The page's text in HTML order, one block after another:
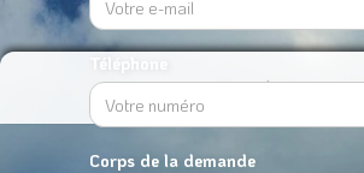
Téléphone
Corps de la demande
Ouvrir le menu